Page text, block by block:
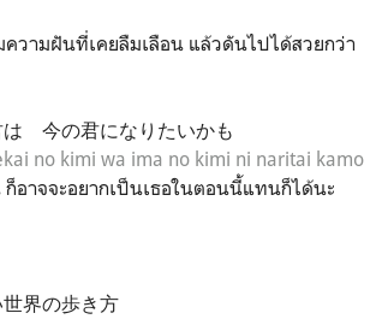
ความฝันที่เคยลืมเลือน แล้วดันไปได้สวยกว่า
は 今の君になりたいかも
no kimi wa ima no kimi ni naritai kamo
ก็อาจจะอยากเป็นเธอในตอนนี้แทนก็ได้นะ
界の歩き方